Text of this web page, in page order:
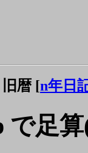
旧暦 [n年日
で足